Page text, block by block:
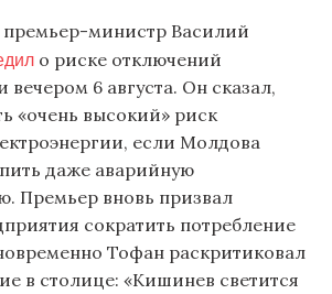
министр Василий
о риске отключений
вечером 6 августа. Он сказал,
«очень высокий» риск
если Молдова
даже аварийную
Премьер вновь призвал
сократить потребление
Тофан раскритиковал
в столице: «Кишинев светится